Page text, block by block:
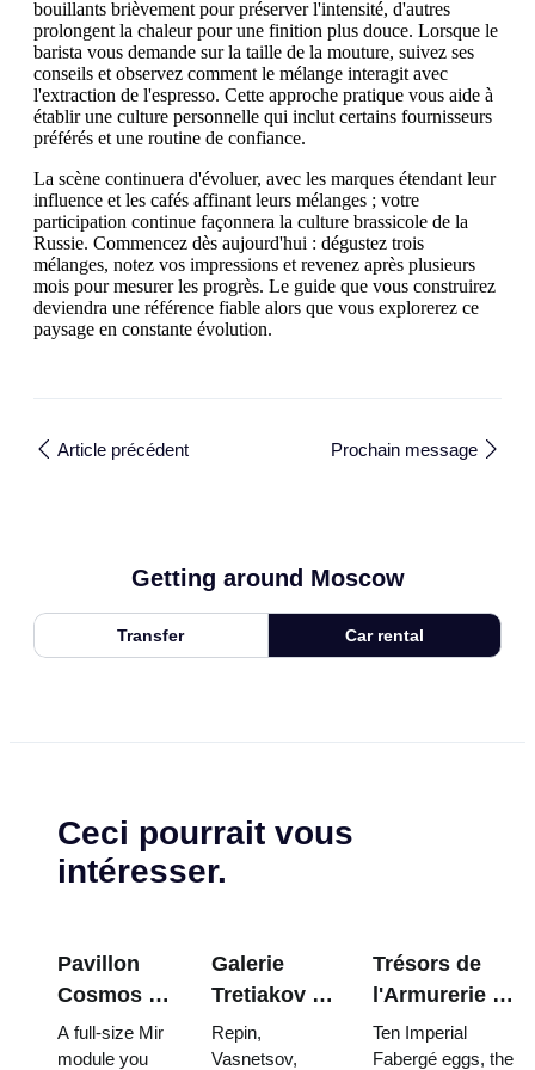
bouillants brièvement pour préserver l'intensité, d'autres
prolongent la chaleur pour une finition plus douce. Lorsque le
barista vous demande sur la taille de la mouture, suivez ses
conseils et observez comment le mélange interagit avec
l'extraction de l'espresso. Cette approche pratique vous aide à
établir une culture personnelle qui inclut certains fournisseurs
préférés et une routine de confiance.
La scène continuera d'évoluer, avec les marques étendant leur
influence et les cafés affinant leurs mélanges ; votre
participation continue façonnera la culture brassicole de la
Russie. Commencez dès aujourd'hui : dégustez trois
mélanges, notez vos impressions et revenez après plusieurs
mois pour mesurer les progrès. Le guide que vous construirez
deviendra une référence fiable alors que vous explorerez ce
paysage en constante évolution.
Article précédent Prochain message
Getting around Moscow
Transfer Car rental
Ceci pourrait vous
intéresser.
Pavillon
Cosmos à
VDNKh : À
l'intérieur
A full-size Mir
module you
Galerie
Tretiakov :
Les chefs-
d'œuvre à
Repin,
Vasnetsov,
Trésors de
l'Armurerie du
Kremlin :
œufs Fabergé,
Ten Imperial
Fabergé eggs, the